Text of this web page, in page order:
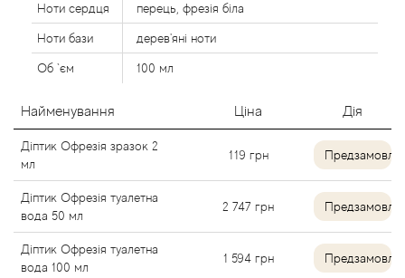
Ноти сердця перець, фрезія біла
Ноти бази дерев'яні ноти
Об `єм 100 мл
Найменування Ціна Дія
Діптик Офрезія зразок 2
мл
119 грн
Діптик Офрезія туалетна
вода 50 мл
2 747 грн
Діптик Офрезія туалетна
вода 100 мл
1 594 грн
Agent Provocateur
Agonist
Aigner
Aj Arabia (Widian)
Ajmal
Al Haramain